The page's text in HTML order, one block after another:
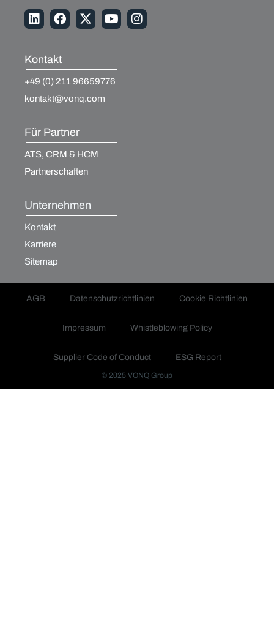
Kontakt
+49 (0) 211 96659776
kontakt@vonq.com
Für Partner
ATS, CRM & HCM
Partnerschaften
Unternehmen
Kontakt
Karriere
Sitemap
AGB Datenschutzrichtlinien Cookie Richtlinien
Impressum Whistleblowing Policy
Supplier Code of Conduct ESG Report
© 2025 VONQ Group